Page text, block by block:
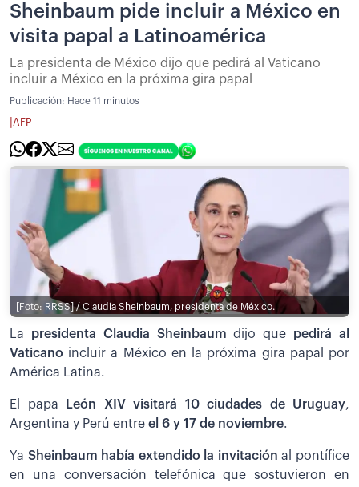
Sheinbaum pide incluir a México en
visita papal a Latinoamérica
La presidenta de México dijo que pedirá al Vaticano
incluir a México en la próxima gira papal
Publicación: Hace 11 minutos
AFP
[Foto: RRSS] / Claudia Sheinbaum, presidenta de México.
La presidenta Claudia Sheinbaum dijo que pedirá al
Vaticano incluir a México en la próxima gira papal por
América Latina.
El papa León XIV visitará 10 ciudades de Uruguay,
Argentina y Perú entre el 6 y 17 de noviembre.
Ya Sheinbaum había extendido la invitación al pontífice
en una conversación telefónica que sostuvieron en